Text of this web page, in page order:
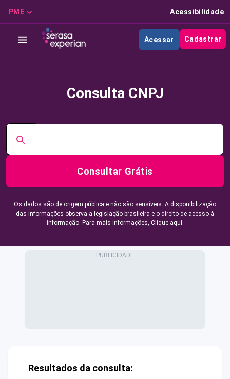
PME Acessibilidade
Acessar Cadastrar
Consulta CNPJ
Consultar Grátis
Os dados são de origem pública e não são sensíveis. A disponibilização
das informações observa a legislação brasileira e o direito de acesso à
informação. Para mais informações, Clique aqui.
Resultados da consulta: